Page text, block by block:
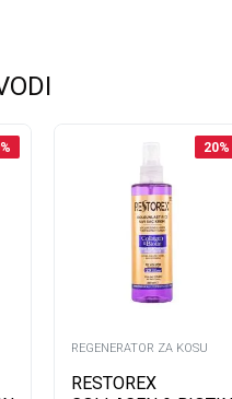
% 20%
REGENERATOR ZA KOSU
RESTOREX